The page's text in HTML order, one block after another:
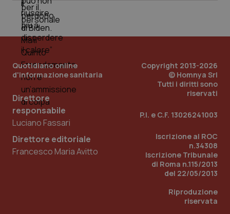
Quotidiano online
d'informazione sanitaria
Direttore
responsabile
Luciano Fassari
Direttore editoriale
Francesco Maria Avitto
Copyright 2013-2026
© Homnya Srl
Tutti i diritti sono
riservati
P.I. e C.F. 13026241003
Iscrizione al ROC
n.34308
Iscrizione Tribunale
di Roma n.115/2013
del 22/05/2013
Riproduzione
riservata
PHPSESSID